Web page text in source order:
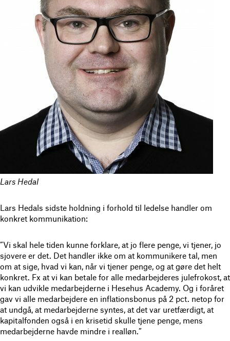
Lars Hedal
Lars Hedals sidste holdning i forhold til ledelse handler om
konkret kommunikation:
”Vi skal hele tiden kunne forklare, at jo flere penge, vi tjener, jo
sjovere er det. Det handler ikke om at kommunikere tal, men
om at sige, hvad vi kan, når vi tjener penge, og at gøre det helt
konkret. Fx at vi kan betale for alle medarbejderes julefrokost, at
vi kan udvikle medarbejderne i Hesehus Academy. Og i foråret
gav vi alle medarbejdere en inflationsbonus på 2 pct. netop for
at undgå, at medarbejderne syntes, at det var uretfærdigt, at
kapitalfonden også i en krisetid skulle tjene penge, mens
medarbejderne havde mindre i realløn.”